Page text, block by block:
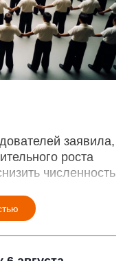
заявила,
роста
численность